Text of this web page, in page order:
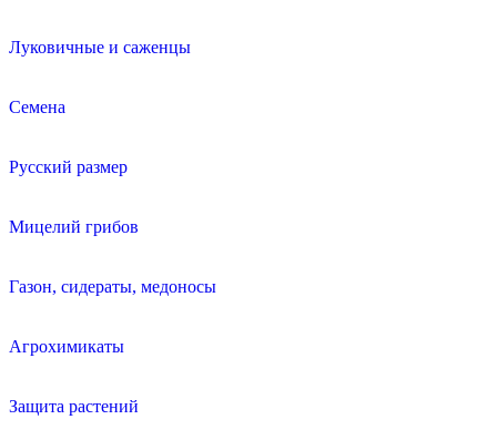
Луковичные и саженцы
Семена
Русский размер
Мицелий грибов
Газон, сидераты, медоносы
Агрохимикаты
Защита растений